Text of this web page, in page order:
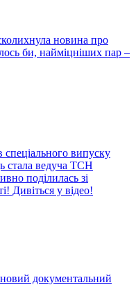
новина про
би, найміцніших пар –
спеціального випуску
стала ведуча ТСН
поділилась зі
Дивіться у відео!
документальний